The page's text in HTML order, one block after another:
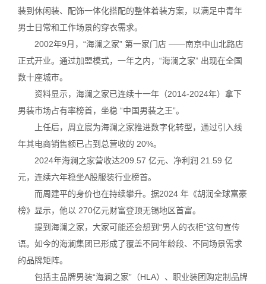
装到休闲装、配饰一体化搭配的整体着装方案，以满足中青年
男士日常和工作场景的穿衣需求。
2002年9月，“海澜之家” 第一家门店 ——南京中山北路店
正式开业。通过加盟模式，一年之内，“海澜之家” 出现在全国
数十座城市。
资料显示，海澜之家已连续十一年（2014-2024年）拿下
男装市场占有率榜首，坐稳 “中国男装之王”。
上任后，周立宸为海澜之家推进数字化转型，通过引入线
年其电商销售额已占到总营收的 20%。
2024年海澜之家营收达209.57 亿元、净利润 21.59 亿
元，连续六年稳坐A股服装行业榜首。
而周建平的身价也在持续攀升。据2024 年《胡润全球富豪
榜》显示，他以 270亿元财富登顶无锡地区首富。
提到海澜之家，大家可能还会想到“男人的衣柜”这句宣传
语。如今的海澜集团已形成了覆盖不同年龄段、不同场景需求
的品牌矩阵。
包括主品牌男装“海澜之家”（HLA）、职业装团购定制品牌